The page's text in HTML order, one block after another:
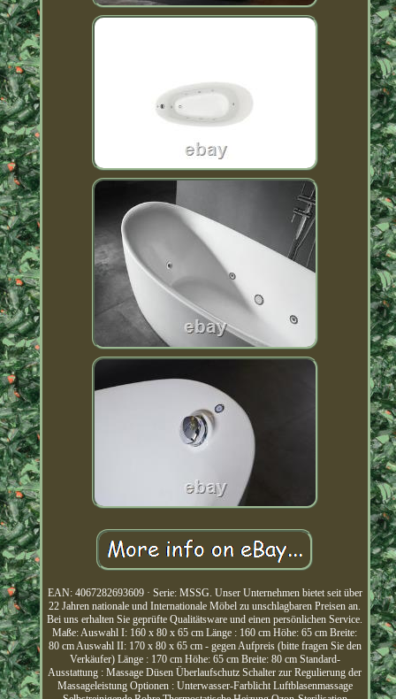
EAN: 4067282693609 · Serie: MSSG. Unser Unternehmen bietet seit über
22 Jahren nationale und Internationale Möbel zu unschlagbaren Preisen an.
Bei uns erhalten Sie geprüfte Qualitätsware und einen persönlichen Service.
Maße: Auswahl I: 160 x 80 x 65 cm Länge : 160 cm Höhe: 65 cm Breite:
80 cm Auswahl II: 170 x 80 x 65 cm - gegen Aufpreis (bitte fragen Sie den
Verkäufer) Länge : 170 cm Höhe: 65 cm Breite: 80 cm Standard-
Ausstattung : Massage Düsen Überlaufschutz Schalter zur Regulierung der
Massageleistung Optionen : Unterwasser-Farblicht Luftblasenmassage